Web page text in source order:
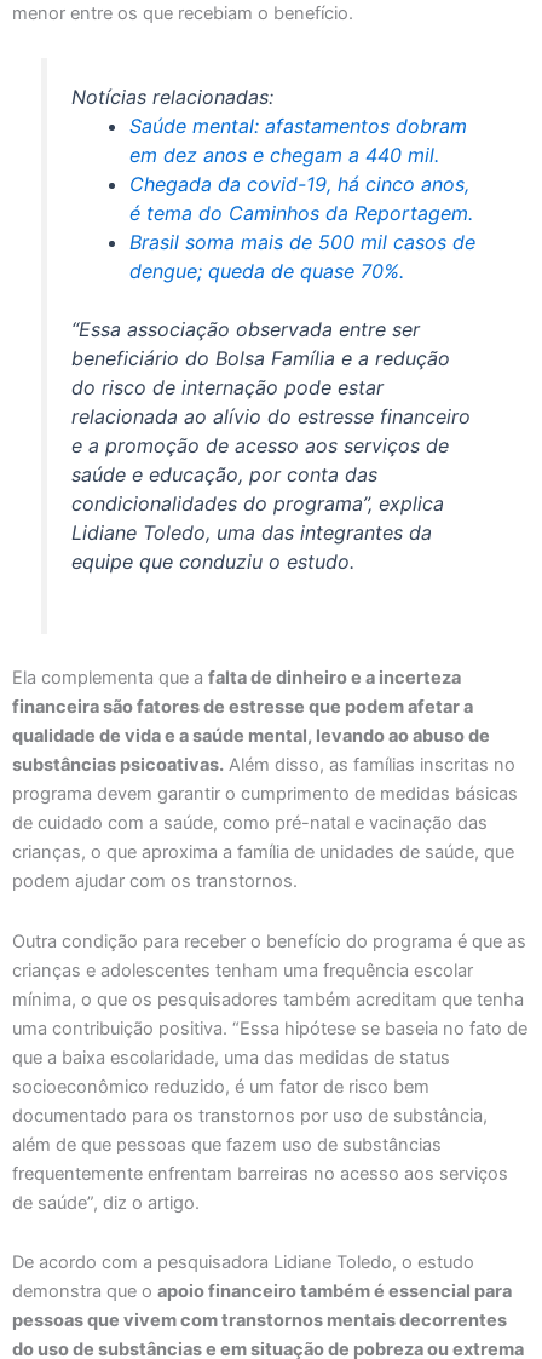
menor entre os que recebiam o benefício.
Notícias relacionadas:
Saúde mental: afastamentos dobram
em dez anos e chegam a 440 mil.
Chegada da covid-19, há cinco anos,
é tema do Caminhos da Reportagem.
Brasil soma mais de 500 mil casos de
dengue; queda de quase 70%.
“Essa associação observada entre ser
beneficiário do Bolsa Família e a redução
do risco de internação pode estar
relacionada ao alívio do estresse financeiro
e a promoção de acesso aos serviços de
saúde e educação, por conta das
condicionalidades do programa”, explica
Lidiane Toledo, uma das integrantes da
equipe que conduziu o estudo.
Ela complementa que a falta de dinheiro e a incerteza
financeira são fatores de estresse que podem afetar a
qualidade de vida e a saúde mental, levando ao abuso de
substâncias psicoativas. Além disso, as famílias inscritas no
programa devem garantir o cumprimento de medidas básicas
de cuidado com a saúde, como pré-natal e vacinação das
crianças, o que aproxima a família de unidades de saúde, que
podem ajudar com os transtornos.
Outra condição para receber o benefício do programa é que as
crianças e adolescentes tenham uma frequência escolar
mínima, o que os pesquisadores também acreditam que tenha
uma contribuição positiva. “Essa hipótese se baseia no fato de
que a baixa escolaridade, uma das medidas de status
socioeconômico reduzido, é um fator de risco bem
documentado para os transtornos por uso de substância,
além de que pessoas que fazem uso de substâncias
frequentemente enfrentam barreiras no acesso aos serviços
de saúde”, diz o artigo.
De acordo com a pesquisadora Lidiane Toledo, o estudo
demonstra que o apoio financeiro também é essencial para
pessoas que vivem com transtornos mentais decorrentes
do uso de substâncias e em situação de pobreza ou extrema